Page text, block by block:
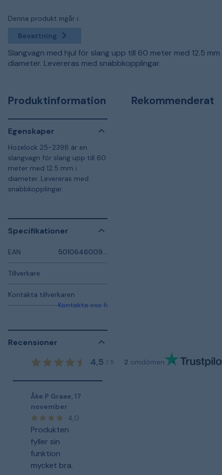
Denna produkt ingår i:
Bevattning
Slangvagn med hjul för slang upp till 60 meter med 12.5 mm
diameter. Levereras med snabbkopplingar.
Produktinformation
Egenskaper
Hozelock 25-2398 är en
slangvagn för slang upp till 60
meter med 12.5 mm i
diameter. Levereras med
snabbkopplingar.
Specifikationer
EAN 5010646009621
Tillverkare
Kontakta tillverkaren
Kontakta oss för mer information
Recensioner
4,5 / 5 2 omdömen
Åke P Graae, 17
november
4,0
Produkten
fyller sin
funktion
mycket bra.
Rekommenderat